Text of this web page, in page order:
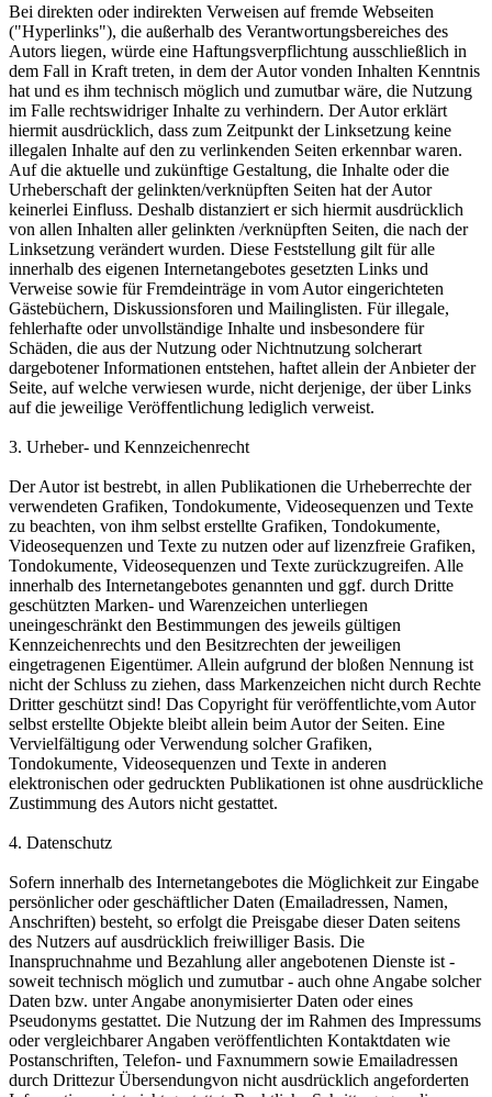
Bei direkten oder indirekten Verweisen auf fremde Webseiten
("Hyperlinks"), die außerhalb des Verantwortungsbereiches des
Autors liegen, würde eine Haftungsverpflichtung ausschließlich in
dem Fall in Kraft treten, in dem der Autor vonden Inhalten Kenntnis
hat und es ihm technisch möglich und zumutbar wäre, die Nutzung
im Falle rechtswidriger Inhalte zu verhindern. Der Autor erklärt
hiermit ausdrücklich, dass zum Zeitpunkt der Linksetzung keine
illegalen Inhalte auf den zu verlinkenden Seiten erkennbar waren.
Auf die aktuelle und zukünftige Gestaltung, die Inhalte oder die
Urheberschaft der gelinkten/verknüpften Seiten hat der Autor
keinerlei Einfluss. Deshalb distanziert er sich hiermit ausdrücklich
von allen Inhalten aller gelinkten /verknüpften Seiten, die nach der
Linksetzung verändert wurden. Diese Feststellung gilt für alle
innerhalb des eigenen Internetangebotes gesetzten Links und
Verweise sowie für Fremdeinträge in vom Autor eingerichteten
Gästebüchern, Diskussionsforen und Mailinglisten. Für illegale,
fehlerhafte oder unvollständige Inhalte und insbesondere für
Schäden, die aus der Nutzung oder Nichtnutzung solcherart
dargebotener Informationen entstehen, haftet allein der Anbieter der
Seite, auf welche verwiesen wurde, nicht derjenige, der über Links
auf die jeweilige Veröffentlichung lediglich verweist.
3. Urheber- und Kennzeichenrecht
Der Autor ist bestrebt, in allen Publikationen die Urheberrechte der
verwendeten Grafiken, Tondokumente, Videosequenzen und Texte
zu beachten, von ihm selbst erstellte Grafiken, Tondokumente,
Videosequenzen und Texte zu nutzen oder auf lizenzfreie Grafiken,
Tondokumente, Videosequenzen und Texte zurückzugreifen. Alle
innerhalb des Internetangebotes genannten und ggf. durch Dritte
geschützten Marken- und Warenzeichen unterliegen
uneingeschränkt den Bestimmungen des jeweils gültigen
Kennzeichenrechts und den Besitzrechten der jeweiligen
eingetragenen Eigentümer. Allein aufgrund der bloßen Nennung ist
nicht der Schluss zu ziehen, dass Markenzeichen nicht durch Rechte
Dritter geschützt sind! Das Copyright für veröffentlichte,vom Autor
selbst erstellte Objekte bleibt allein beim Autor der Seiten. Eine
Vervielfältigung oder Verwendung solcher Grafiken,
Tondokumente, Videosequenzen und Texte in anderen
elektronischen oder gedruckten Publikationen ist ohne ausdrückliche
Zustimmung des Autors nicht gestattet.
4. Datenschutz
Sofern innerhalb des Internetangebotes die Möglichkeit zur Eingabe
persönlicher oder geschäftlicher Daten (Emailadressen, Namen,
Anschriften) besteht, so erfolgt die Preisgabe dieser Daten seitens
des Nutzers auf ausdrücklich freiwilliger Basis. Die
Inanspruchnahme und Bezahlung aller angebotenen Dienste ist -
soweit technisch möglich und zumutbar - auch ohne Angabe solcher
Daten bzw. unter Angabe anonymisierter Daten oder eines
Pseudonyms gestattet. Die Nutzung der im Rahmen des Impressums
oder vergleichbarer Angaben veröffentlichten Kontaktdaten wie
Postanschriften, Telefon- und Faxnummern sowie Emailadressen
durch Drittezur Übersendungvon nicht ausdrücklich angeforderten